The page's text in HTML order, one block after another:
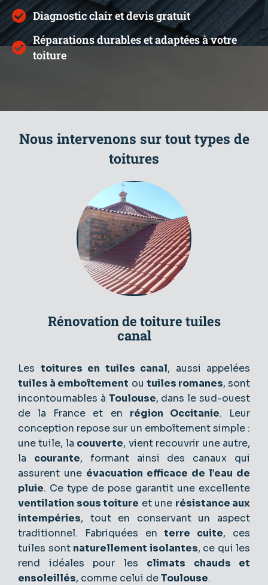
Diagnostic clair et devis gratuit
Réparations durables et adaptées à votre
toiture
Nous intervenons sur tout types de
toitures
Rénovation de toiture tuiles
canal
Les toitures en tuiles canal, aussi appelées
tuiles à emboîtement ou tuiles romanes, sont
incontournables à Toulouse, dans le sud-ouest
de la France et en région Occitanie. Leur
conception repose sur un emboîtement simple :
une tuile, la couverte, vient recouvrir une autre,
la courante, formant ainsi des canaux qui
assurent une évacuation efficace de l’eau de
pluie. Ce type de pose garantit une excellente
ventilation sous toiture et une résistance aux
intempéries, tout en conservant un aspect
traditionnel. Fabriquées enterre cuite, ces
tuiles sont naturellement isolantes, ce qui les
rend idéales pour les climats chauds et
ensoleillés, comme celui deToulouse.